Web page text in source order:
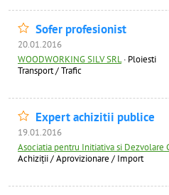
Sofer profesionist
20.01.2016
WOODWORKING SILV SRL · Ploiesti
Transport / Trafic
Expert achizitii publice
19.01.2016
Asociatia pentru Initiativa si Dezvolare
Achiziţii / Aprovizionare / Import